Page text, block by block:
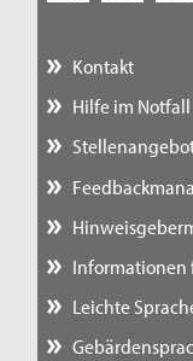
Kontakt
Hilfe im Notfall
Informationen
Leichte